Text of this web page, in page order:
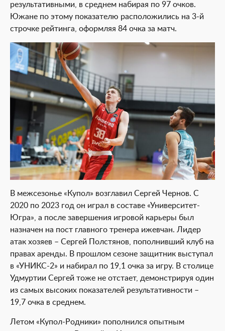
результативными, в среднем набирая по 97 очков.
Южане по этому показателю расположились на 3-й
строчке рейтинга, оформляя 84 очка за матч.
В межсезонье «Купол» возглавил Сергей Чернов. С
2020 по 2023 год он играл в составе «Университет-
Югра», а после завершения игровой карьеры был
назначен на пост главного тренера ижевчан. Лидер
атак хозяев – Сергей Полстянов, пополнивший клуб на
правах аренды. В прошлом сезоне защитник выступал
в «УНИКС-2» и набирал по 19,1 очка за игру. В столице
Удмуртии Сергей тоже не отстает, демонстрируя один
из самых высоких показателей результативности –
19,7 очка в среднем.
Летом «Купол-Родники» пополнился опытным